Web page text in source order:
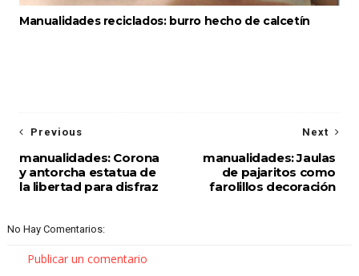
Manualidades reciclados: burro hecho de calcetín
Next
manualidades: Jaulas
de pajaritos como
farolillos decoración
Previous
manualidades: Corona
y antorcha estatua de
la libertad para disfraz
No Hay Comentarios:
Publicar un comentario